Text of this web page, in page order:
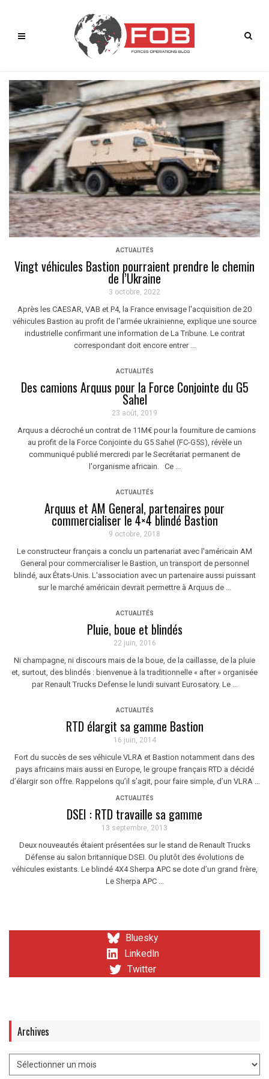
ACTUALITÉS
Vingt véhicules Bastion pourraient prendre le chemin
de l’Ukraine
3 octobre, 2022
Après les CAESAR, VAB et P4, la France envisage l'acquisition de 20
véhicules Bastion au profit de l'armée ukrainienne, explique une source
industrielle confirmant une information de La Tribune. Le contrat
correspondant doit encore entrer ...
ACTUALITÉS
Des camions Arquus pour la Force Conjointe du G5
Sahel
23 août, 2019
Arquus a décroché un contrat de 11M€ pour la fourniture de camions
au profit de la Force Conjointe du G5 Sahel (FC-G5S), révèle un
communiqué publié mercredi par le Secrétariat permanent de
l'organisme africain. Ce ...
ACTUALITÉS
Arquus et AM General, partenaires pour
commercialiser le 4×4 blindé Bastion
9 octobre, 2018
Le constructeur français a conclu un partenariat avec l'américain AM
General pour commercialiser le Bastion, un transport de personnel
blindé, aux États-Unis. L'association avec un partenaire aussi puissant
sur le marché américain devrait permettre à Arquus de ...
ACTUALITÉS
Pluie, boue et blindés
22 juin, 2016
Ni champagne, ni discours mais de la boue, de la caillasse, de la pluie
et, surtout, des blindés : bienvenue à la traditionnelle « after » organisée
par Renault Trucks Defense le lundi suivant Eurosatory. Le ...
ACTUALITÉS
RTD élargit sa gamme Bastion
16 juin, 2014
Fort du succès de ses véhicule VLRA et Bastion notamment dans des
pays africains mais aussi en Europe, le groupe français RTD a décidé
d’élargir son offre. Rappelons qu’il s’agit, pour faire simple, d’un VLRA ...
ACTUALITÉS
DSEI : RTD travaille sa gamme
13 septembre, 2013
Deux nouveautés étaient présentées sur le stand de Renault Trucks
Défense au salon britannique DSEI. Ou plutôt des évolutions de
véhicules existants. Le blindé 4X4 Sherpa APC se dote d’un grand frère,
Le Sherpa APC ...
Bluesky
LinkedIn
Twitter
Archives